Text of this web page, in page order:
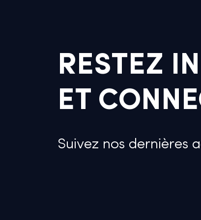
RESTEZ
ET
Suivez nos dernières